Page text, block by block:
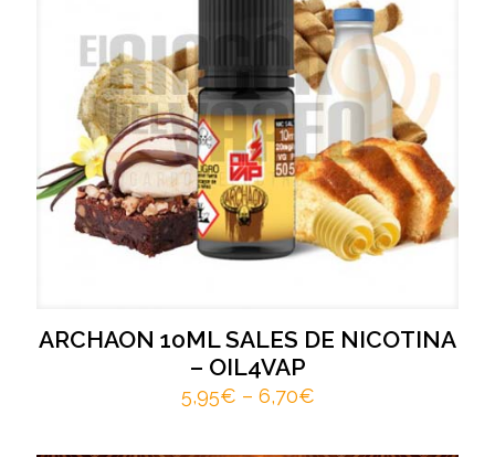
ARCHAON 10ML SALES DE NICOTINA
– OIL4VAP
5,95€ – 6,70€